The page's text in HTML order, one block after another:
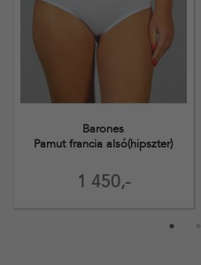
1 450,-
Barones
Pamut francia alsó(hipszter)